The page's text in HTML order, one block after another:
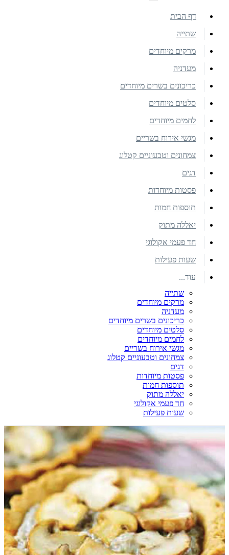
דף הבית
שתייה
מרקים מיוחדים
מעדניה
כריכונים בשרים מיוחדים
סלטים מיוחדים
לחמים מיוחדים
מגשי אירוח בשריים
צמחונים וטבעוניים קטלוג
דגים
פסטות מיוחדות
תוספות חמות
יאללה מתוק
חד פעמי אקולוגי
שעות פעילות
עוד...
שתייה
מרקים מיוחדים
מעדניה
כריכונים בשרים מיוחדים
סלטים מיוחדים
לחמים מיוחדים
מגשי אירוח בשריים
צמחונים וטבעוניים קטלוג
דגים
פסטות מיוחדות
תוספות חמות
יאללה מתוק
חד פעמי אקולוגי
שעות פעילות